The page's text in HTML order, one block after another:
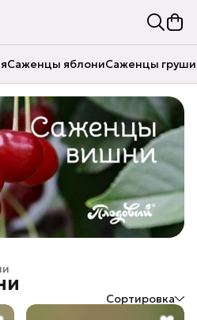
Саженцы яблониСаженцы груши
Сортировка